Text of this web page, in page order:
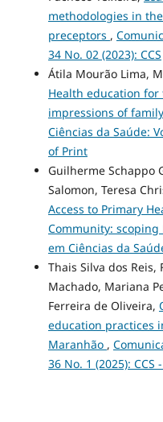
methodologies in
preceptors ,
34 No. 02 (2023): CCS
Átila Mourão Lima,
Health education for
impressions of
Ciências da Saúde:
of Print
Guilherme Schappo
Salomon, Teresa
Access to Primary
Community: scoping
em Ciências da
Thais Silva dos Reis,
Machado, Mariana
Ferreira de Oliveira,
education practices
Maranhão ,
36 No. 1 (2025):